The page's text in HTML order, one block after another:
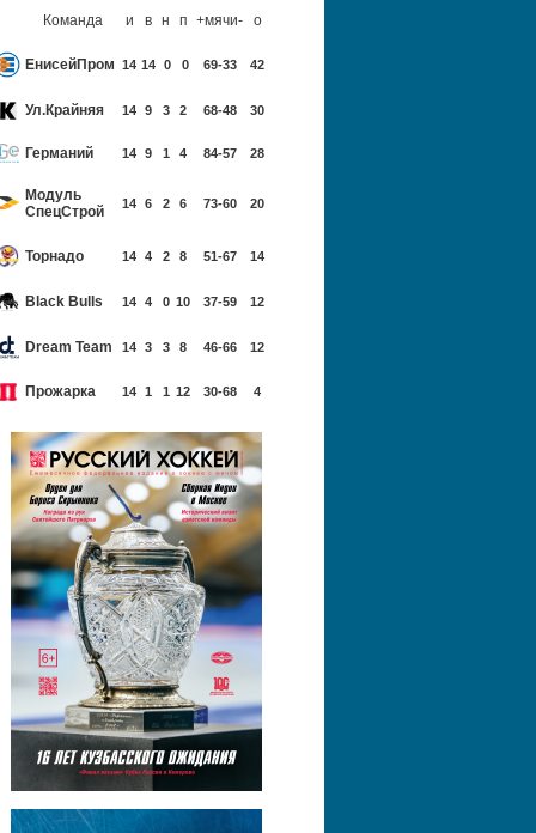
Команда и в н п +мячи- о
ЕнисейПром 14 14 0 0 69-33 42
Ул.Крайняя 14 9 3 2 68-48 30
Германий 14 9 1 4 84-57 28
Модуль
СпецСтрой 14 6 2 6 73-60 20
Торнадо 14 4 2 8 51-67 14
Black Bulls 14 4 0 10 37-59 12
Dream Team 14 3 3 8 46-66 12
Прожарка 14 1 1 12 30-68 4